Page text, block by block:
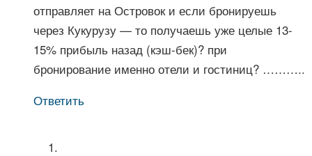
отправляет на Островок и если бронируешь
через Кукурузу — то получаешь уже целые 13-
15% прибыль назад (кэш-бек)? при
бронирование именно отели и гостиниц? ………..
Ответить